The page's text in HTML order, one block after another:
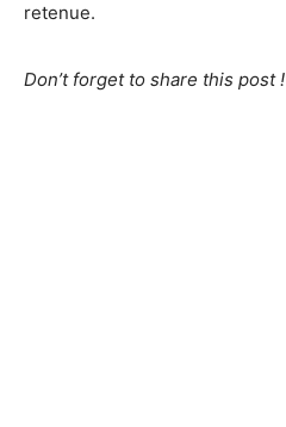
retenue.
Don’t forget to share this post !